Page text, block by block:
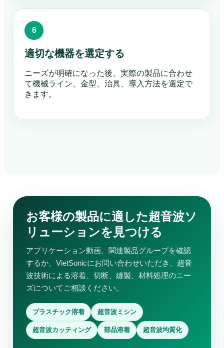
適切な機器を選定する
ニーズが明確になった後、実際の製品に合わせ
て機械ライン、金型、治具、導入方法を選定で
きます。
お客様の製品に適した超音波ソ
リューションを見つける
アプリケーション動画、関連製品グループを確認
するか、VietSonicにお問い合わせいただき、超音
波技術による溶着、切断、縫製、材料処理のニー
ズについてご相談ください。
プラスチック溶着 超音波ミシン
超音波カッティング 部品溶着 超音波均質化